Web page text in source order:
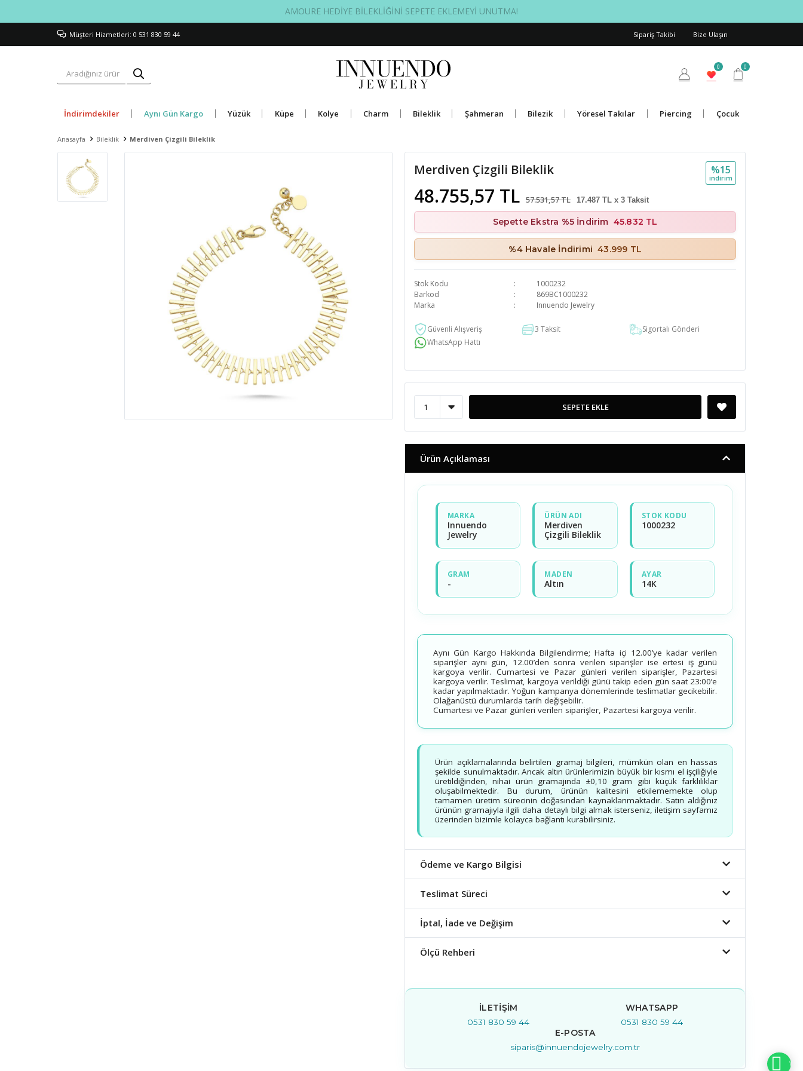
ÜCRETSİZ BAKIM GARANTİSİ
Müşteri Hizmetleri: 0 531 830 59 44 Sipariş Takibi Bize Ulaşın
0 0
İndirimdekiler Aynı Gün Kargo Yüzük Küpe Kolye Charm Bileklik Şahmeran Bilezik Yöresel Takılar Piercing Çocuk
Anasayfa Bileklik Merdiven Çizgili Bileklik
Merdiven Çizgili Bileklik
48.755,57 TL 57.531,57 TL
%15
i̇ndi̇ri̇m
17.487 TL x 3 Taksit
Sepette Ekstra %5 İndirim 45.832 TL
%4 Havale İndirimi 43.999 TL
Stok Kodu
1000232
Barkod
869BC1000232
Marka
Innuendo Jewelry
Güvenli Alışveriş 3 Taksit
Sigortalı Gönderi
WhatsApp Hattı
SEPETE EKLE
Ürün Açıklaması
MARKA
Innuendo
Jewelry
ÜRÜN ADI
Merdiven
Çizgili Bileklik
STOK KODU
1000232
GRAM
-
MADEN
Altın
AYAR
14K
Aynı Gün Kargo Hakkında Bilgilendirme; Hafta içi 12.00’ye kadar verilen
siparişler aynı gün, 12.00’den sonra verilen siparişler ise ertesi iş günü
kargoya verilir. Cumartesi ve Pazar günleri verilen siparişler, Pazartesi
kargoya verilir. Teslimat, kargoya verildiği günü takip eden gün saat 23:00’e
kadar yapılmaktadır. Yoğun kampanya dönemlerinde teslimatlar gecikebilir.
Olağanüstü durumlarda tarih değişebilir.
Cumartesi ve Pazar günleri verilen siparişler, Pazartesi kargoya verilir.
Ürün açıklamalarında belirtilen gramaj bilgileri, mümkün olan en hassas
şekilde sunulmaktadır. Ancak altın ürünlerimizin büyük bir kısmı el işçiliğiyle
üretildiğinden, nihai ürün gramajında ±0,10 gram gibi küçük farklılıklar
oluşabilmektedir. Bu durum, ürünün kalitesini etkilememekte olup
tamamen üretim sürecinin doğasından kaynaklanmaktadır. Satın aldığınız
ürünün gramajıyla ilgili daha detaylı bilgi almak isterseniz, iletişim sayfamız
üzerinden bizimle kolayca bağlantı kurabilirsiniz.
Ödeme ve Kargo Bilgisi
Teslimat Süreci
İptal, İade ve Değişim
Ölçü Rehberi
İLETIŞIM
0531 830 59 44
WHATSAPP
0531 830 59 44
E-POSTA
siparis@innuendojewelry.com.tr